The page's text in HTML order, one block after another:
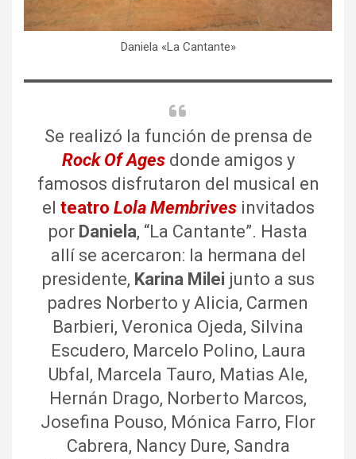
Daniela «La Cantante»
Se realizó la función de prensa de
Rock Of Agesdonde amigos y
famosos disfrutaron del musical en
el teatro Lola Membrivesinvitados
por Daniela, “La Cantante”. Hasta
allí se acercaron: la hermana del
presidente, Karina Milei junto a sus
padres Norberto y Alicia, Carmen
Barbieri, Veronica Ojeda, Silvina
Escudero, Marcelo Polino, Laura
Ubfal, Marcela Tauro, Matias Ale,
Hernán Drago, Norberto Marcos,
Josefina Pouso, Mónica Farro, Flor
Cabrera, Nancy Dure, Sandra